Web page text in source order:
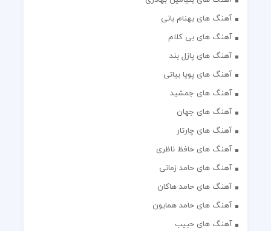
آهنگ های بهنام بانی
آهنگ های بی کلام
آهنگ های پازل بند
آهنگ های پویا بیاتی
آهنگ های جمشید
آهنگ های جهان
آهنگ های چارتار
آهنگ های حافظ ناظری
آهنگ های حامد زمانی
آهنگ های حامد هاکان
آهنگ های حامد همایون
آهنگ های حبیب